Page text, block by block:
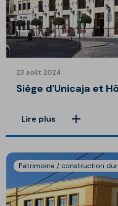
23 août 2024
Siège d'Unicaja et
Lire plus
Patrimoine / construction